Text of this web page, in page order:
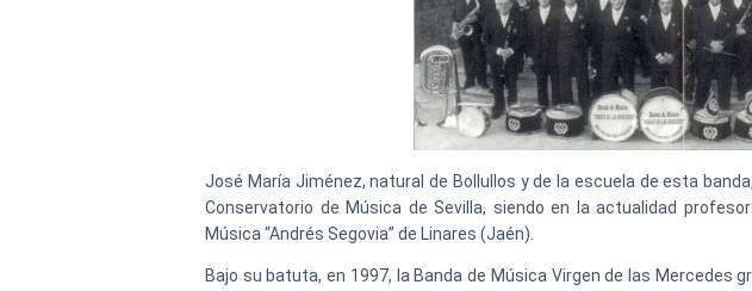
José María Jiménez, natural de Bollullos y de la escuela de esta
Conservatorio de Música de Sevilla, siendo en la actualidad
Música “Andrés Segovia” de Linares (Jaén).
Bajo su batuta, en 1997, la Banda de Música Virgen de las Mercedes